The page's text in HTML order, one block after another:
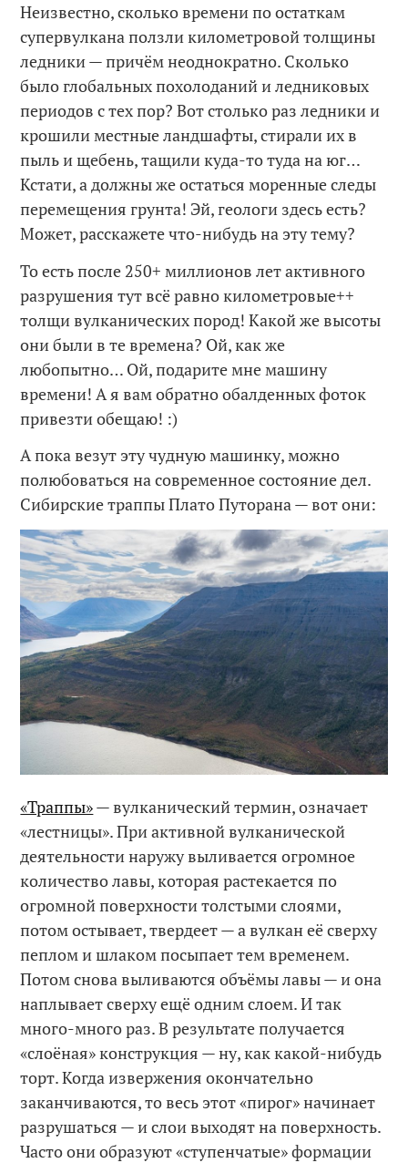
Неизвестно, сколько времени по остаткам
супервулкана ползли километровой толщины
ледники — причём неоднократно. Сколько
было глобальных похолоданий и ледниковых
периодов с тех пор? Вот столько раз ледники и
крошили местные ландшафты, стирали их в
пыль и щебень, тащили куда-то туда на юг…
Кстати, а должны же остаться моренные следы
перемещения грунта! Эй, геологи здесь есть?
Может, расскажете что-нибудь на эту тему?
То есть после 250+ миллионов лет активного
разрушения тут всё равно километровые++
толщи вулканических пород! Какой же высоты
они были в те времена? Ой, как же
любопытно… Ой, подарите мне машину
времени! А я вам обратно обалденных фоток
привезти обещаю! :)
А пока везут эту чудную машинку, можно
полюбоваться на современное состояние дел.
Сибирские траппы Плато Путорана — вот они:
«Траппы»— вулканический термин, означает
«лестницы». При активной вулканической
деятельности наружу выливается огромное
количество лавы, которая растекается по
огромной поверхности толстыми слоями,
потом остывает, твердеет — а вулкан её сверху
пеплом и шлаком посыпает тем временем.
Потом снова выливаются объёмы лавы — и она
наплывает сверху ещё одним слоем. И так
много-много раз. В результате получается
«слоёная» конструкция — ну, как какой-нибудь
торт. Когда извержения окончательно
заканчиваются, то весь этот «пирог» начинает
разрушаться — и слои выходят на поверхность.
Часто они образуют «ступенчатые» формации